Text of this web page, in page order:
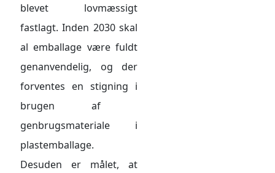
blevet lovmæssigt
fastlagt. Inden 2030 skal
al emballage være fuldt
genanvendelig, og der
forventes en stigning i
brugen af ​​
genbrugsmateriale i
plastemballage.
Desuden er målet, at